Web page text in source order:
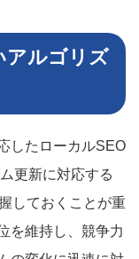
アルゴリズ
したローカルSEO
更新に対応する
しておくことが重
を維持し、競争力